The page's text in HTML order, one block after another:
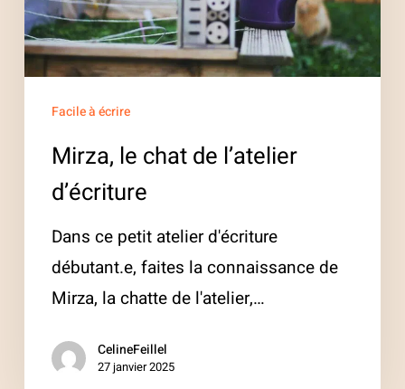
d’écriture
Facile à écrire
Mirza, le chat de l’atelier
d’écriture
Dans ce petit atelier d'écriture
débutant.e, faites la connaissance de
Mirza, la chatte de l'atelier,…
CelineFeillel
27 janvier 2025